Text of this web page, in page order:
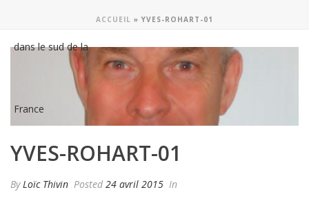
ACCUEIL » YVES-ROHART-01
YVES-ROHART-01
By Loïc Thivin Posted 24 avril 2015 In